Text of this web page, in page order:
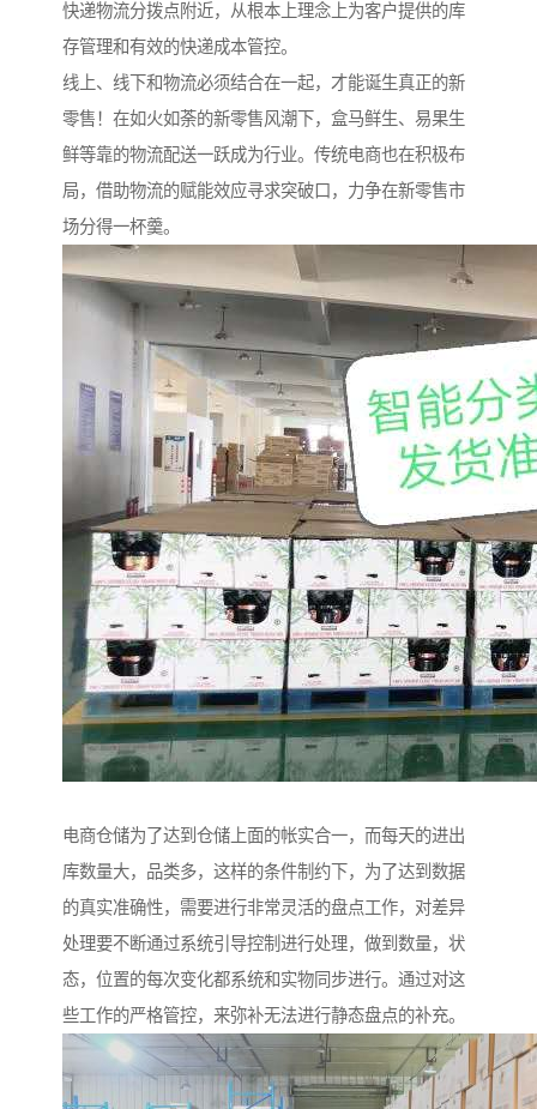
快递物流分拨点附近，从根本上理念上为客户提供的库
存管理和有效的快递成本管控。
线上、线下和物流必须结合在一起，才能诞生真正的新
零售！在如火如荼的新零售风潮下，盒马鲜生、易果生
鲜等靠的物流配送一跃成为行业。传统电商也在积极布
局，借助物流的赋能效应寻求突破口，力争在新零售市
场分得一杯羹。
电商仓储为了达到仓储上面的帐实合一，而每天的进出
库数量大，品类多，这样的条件制约下，为了达到数据
的真实准确性，需要进行非常灵活的盘点工作，对差异
处理要不断通过系统引导控制进行处理，做到数量，状
态，位置的每次变化都系统和实物同步进行。通过对这
些工作的严格管控，来弥补无法进行静态盘点的补充。